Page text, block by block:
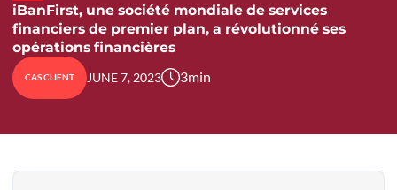
iBanFirst, une société mondiale de services
financiers de premier plan, a révolutionné ses
opérations financières
CAS CLIENT JUNE 7, 2023 3min